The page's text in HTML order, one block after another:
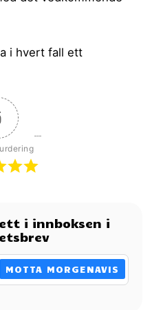
i hvert fall ett
i innboksen i
MOTTA MORGENAVIS